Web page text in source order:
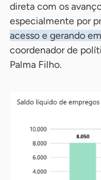
direta com os
especialmente por
acesso e gerando
coordenador de
Palma Filho.